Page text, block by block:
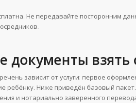
Не передавайте посторонним
документы взять
зависит от услуги: первое
ребёнку. Ниже приведён базовый
и нотариально заверенного